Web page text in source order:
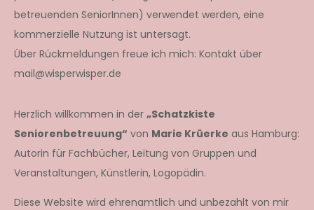
betreuenden SeniorInnen) verwendet werden, eine
kommerzielle Nutzung ist untersagt.
Über Rückmeldungen freue ich mich: Kontakt über
mail@wisperwisper.de
Herzlich willkommen in der „Schatzkiste
Seniorenbetreuung“ von Marie Krüerke aus Hamburg:
Autorin für Fachbücher, Leitung von Gruppen und
Veranstaltungen, Künstlerin, Logopädin.
Diese Website wird ehrenamtlich und unbezahlt von mir